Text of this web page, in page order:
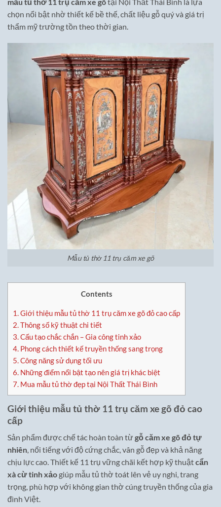
mẫu tủ thờ 11 trụ căm xe gõtại Nội Thất Thái Bình là lựa
chọn nổi bật nhờ thiết kế bề thế, chất liệu gỗ quý và giá trị
thẩm mỹ trường tồn theo thời gian.
Mẫu tủ thờ 11 trụ căm xe gõ
Contents
1.Giới thiệu mẫu tủ thờ 11 trụ căm xe gõ đỏ cao cấp
2.Thông số kỹ thuật chi tiết
3.Cấu tạo chắc chắn – Gia công tinh xảo
4. Phong cách thiết kế truyền thống sang trọng
5.Công năng sử dụng tối ưu
6. Những điểm nổi bật tạo nên giá trị khác biệt
7. Mua mẫu tủ thờ đẹp tại Nội Thất Thái Bình
Giới thiệu mẫu tủ thờ 11 trụ căm xe gõ đỏ cao
cấp
Sản phẩm được chế tác hoàn toàn từgỗ căm xe gõ đỏ tự
nhiên, nổi tiếng với độ cứng chắc, vân gỗ đẹp và khả năng
chịu lực cao. Thiết kế 11 trụ vững chãi kết hợp kỹ thuậtcẩn
xà cừ tinh xảo giúp mẫu tủ thờ toát lên vẻ uy nghi, trang
trọng, phù hợp với không gian thờ cúng truyền thống của gia
đình Việt.